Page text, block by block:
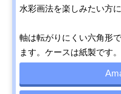
水彩画法を楽しみたい方
軸は転がりにくい六角形
ます。ケースは紙製です。